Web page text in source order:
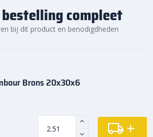
compleet
bij dit product en benodigdheden
Brons 20x30x6